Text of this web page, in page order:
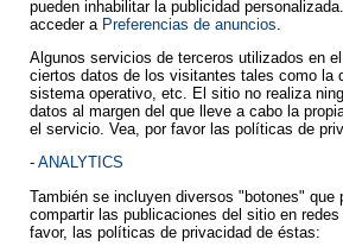
pueden inhabilitar la publicidad
acceder a Preferencias de anuncios
Algunos servicios de terceros utilizados en
ciertos datos de los visitantes tales como la
sistema operativo, etc. El sitio no realiza
datos al margen del que lleve a cabo la
el servicio. Vea, por favor las políticas de
- ANALYTICS
También se incluyen diversos "botones" que
compartir las publicaciones del sitio en
favor, las políticas de privacidad de éstas: